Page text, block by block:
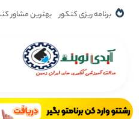
برنامه ریزی کنکور بهترین مشاور